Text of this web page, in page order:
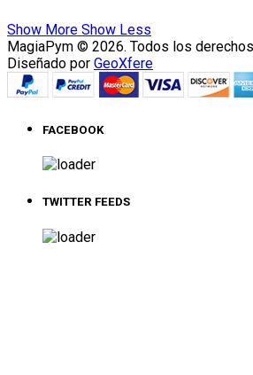
Show More Show Less
MagiaPym © 2026. Todos los
Diseñado por GeoXfere
FACEBOOK
TWITTER FEEDS